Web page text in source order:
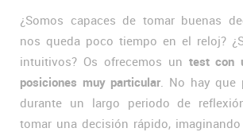
¿Somos capaces de tomar buenas
nos queda poco tiempo en el reloj?
intuitivos? Os ofrecemos un test con
posiciones muy particular . No hay
durante un largo periodo de
tomar una decisión rápido,